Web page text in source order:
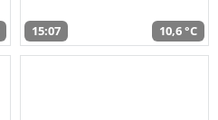
15:07 10,6 °C